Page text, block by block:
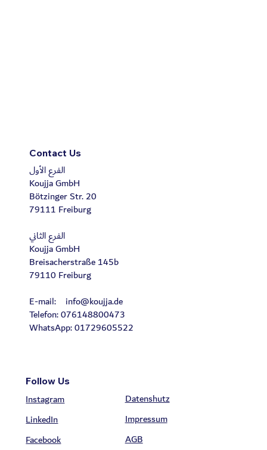
Contact Us
الفرع الأول
Koujja GmbH
Bötzinger Str. 20
79111 Freiburg
الفرع الثاني
Koujja GmbH
Breisacherstraße 145b
79110 Freiburg
E-mail: info@koujja.de
Telefon: 076148800473
WhatsApp: 01729605522
Follow Us
Instagram
LinkedIn
Facebook
Datenshutz
Impressum
AGB